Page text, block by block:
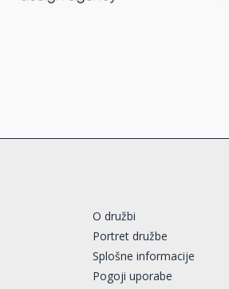
O družbi
Portret družbe
Splošne informacije
Pogoji uporabe